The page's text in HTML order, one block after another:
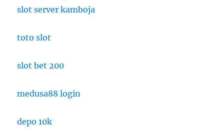
slot server kamboja
toto slot
slot bet 200
medusa88 login
depo 10k